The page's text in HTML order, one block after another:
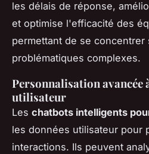
les délais de réponse,
et optimise l'efficacité des
permettant de se concentrer
problématiques complexes.
Personnalisation avancée
utilisateur
Les chatbots intelligents
les données utilisateur pour
interactions. Ils peuvent